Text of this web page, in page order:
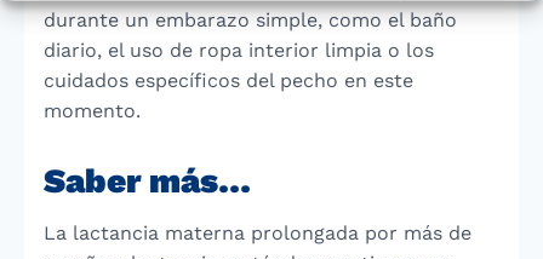
durante un embarazo simple, como el baño
diario, el uso de ropa interior limpia o los
cuidados específicos del pecho en este
momento.
Saber más…
La lactancia materna prolongada por más de